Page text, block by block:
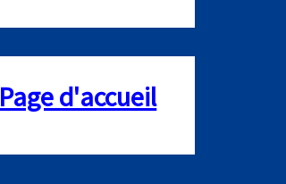
Page d'accueil